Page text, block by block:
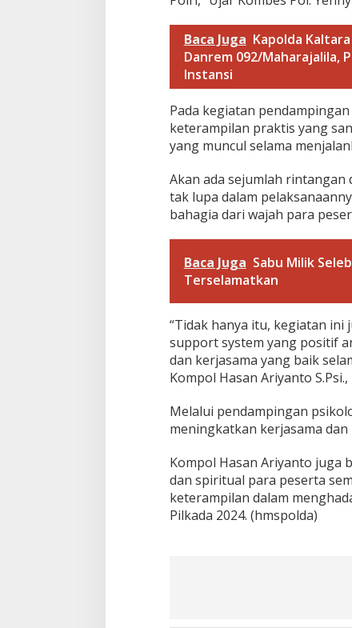
a
n
a
P
r
a
a
K
a
y
2
4
Baca Juga Kapolda
Danrem 092/Maharajalila,
Instansi
Pada kegiatan
keterampilan praktis yang
yang muncul selama
Akan ada sejumlah rintangan
tak lupa dalam
bahagia dari wajah para
Baca Juga Sabu Milik
Terselamatkan
“Tidak hanya itu, kegiatan
support system yang positif
dan kerjasama yang baik
Kompol Hasan Ariyanto
Melalui pendampingan
meningkatkan kerjasama
Kompol Hasan Ariyanto juga
dan spiritual para peserta
keterampilan dalam
Pilkada 2024. (hmspolda)